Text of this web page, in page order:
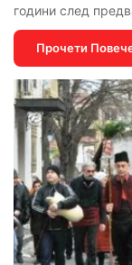
години след
Прочети